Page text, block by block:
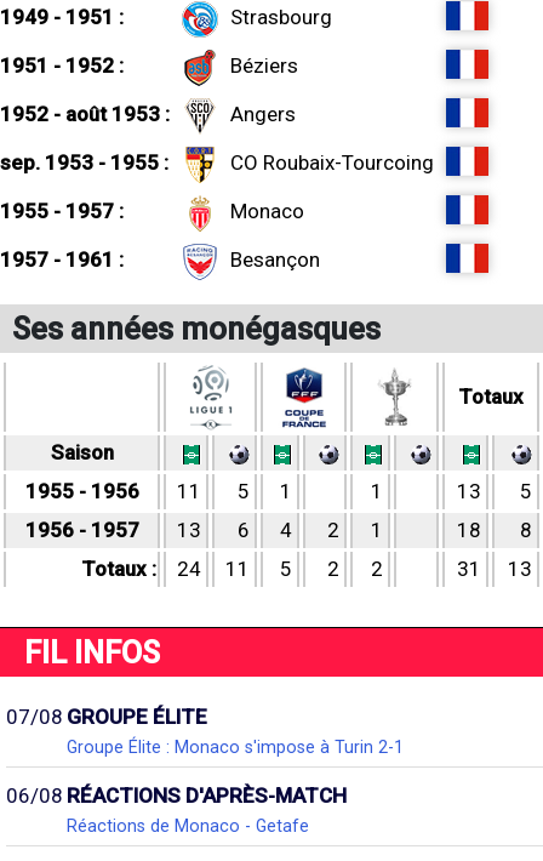
1949 - 1951 :
Strasbourg
1951 - 1952 :
Béziers
1952 - août 1953 :
Angers
sep. 1953 - 1955 :
CO Roubaix-Tourcoing
1955 - 1957 :
Monaco
1957 - 1961 :
Besançon
Ses années monégasques
Totaux
Saison
1955 - 1956
11 5 1 1 13
5
1956 - 1957
13 6 4 2 1 18
8
Totaux :
24 11 5 2 2 31 13
FIL INFOS
07/08 GROUPE ÉLITE
Groupe Élite : Monaco s'impose à Turin 2-1
06/08 RÉACTIONS D'APRÈS-MATCH
Réactions de Monaco - Getafe